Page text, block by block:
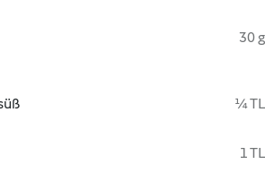
30 g
¼ TL
1 TL